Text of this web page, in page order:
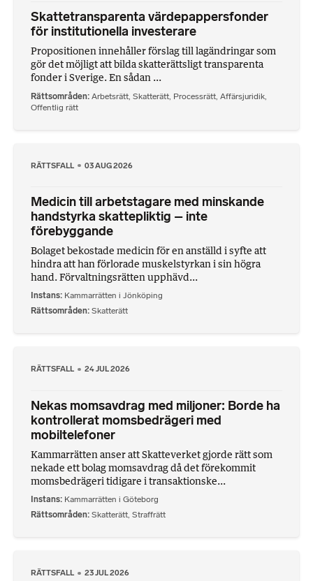
Skattetransparenta värdepappersfonder
för institutionella investerare
Propositionen innehåller förslag till lagändringar som
gör det möjligt att bilda skatterättsligt transparenta
fonder i Sverige. En sådan ...
Rättsområden Arbetsrätt Skatterätt Processrätt Affärsjuridik
Offentlig rätt
RÄTTSFALL 03 AUG 2026
Medicin till arbetstagare med minskande
handstyrka skattepliktig – inte
förebyggande
Bolaget bekostade medicin för en anställd i syfte att
hindra att han förlorade muskelstyrkan i sin högra
hand. Förvaltningsrätten upphävd...
Instans Kammarrätten i Jönköping
Rättsområden Skatterätt
RÄTTSFALL 24 JUL 2026
Nekas momsavdrag med miljoner: Borde ha
kontrollerat momsbedrägeri med
mobiltelefoner
Kammarrätten anser att Skatteverket gjorde rätt som
nekade ett bolag momsavdrag då det förekommit
momsbedrägeri tidigare i transaktionske...
Instans Kammarrätten i Göteborg
Rättsområden Skatterätt, Straffrätt
RÄTTSFALL 23 JUL 2026